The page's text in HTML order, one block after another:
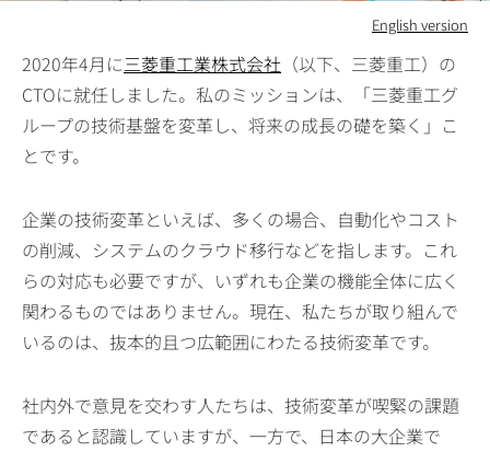
English version
2020年4月に三菱重工業株式会社 （以下、三菱重工）の
CTOに就任しました。私のミッションは、「三菱重工グ
ループの技術基盤を変革し、将来の成長の礎を築く」こ
とです。
企業の技術変革といえば、多くの場合、自動化やコスト
の削減、システムのクラウド移行などを指します。これ
らの対応も必要ですが、いずれも企業の機能全体に広く
関わるものではありません。現在、私たちが取り組んで
いるのは、抜本的且つ広範囲にわたる技術変革です。
社内外で意見を交わす人たちは、技術変革が喫緊の課題
であると認識していますが、一方で、日本の大企業で